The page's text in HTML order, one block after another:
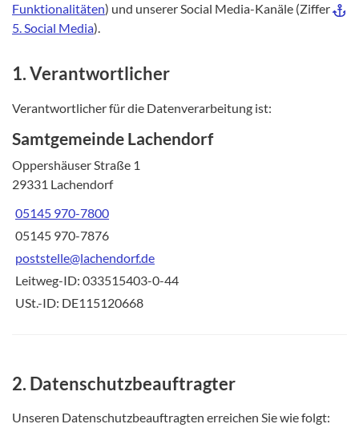
Funktionalitäten) und unserer Social Media-Kanäle (Ziffer
5. Social Media).
1. Verantwortlicher
Verantwortlicher für die Datenverarbeitung ist:
Samtgemeinde Lachendorf
Oppershäuser Straße 1
29331 Lachendorf
05145 970-7800
05145 970-7876
poststelle@lachendorf.de
Leitweg-ID: 033515403-0-44
USt.-ID: DE115120668
2. Datenschutzbeauftragter
Unseren Datenschutzbeauftragten erreichen Sie wie folgt: